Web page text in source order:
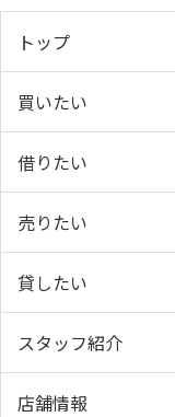
トップ
買いたい
借りたい
売りたい
貸したい
スタッフ紹介
店舗情報